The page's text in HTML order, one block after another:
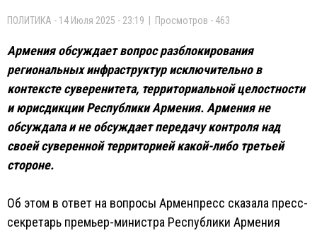
ПОЛИТИКА - 14 Июля 2025 - 23:19 | Просмотров - 463
Армения обсуждает вопрос разблокирования
региональных инфраструктур исключительно в
контексте суверенитета, территориальной целостности
и юрисдикции Республики Армения. Армения не
обсуждала и не обсуждает передачу контроля над
своей суверенной территорией какой-либо третьей
стороне.
Об этом в ответ на вопросы Арменпресс сказала пресс-
секретарь премьер-министра Республики Армения